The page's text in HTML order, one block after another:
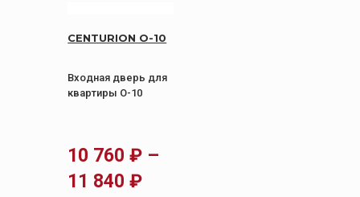
CENTURION О-10
Входная дверь для
квартиры О-10
10 760₽ –
11 840₽Диапазон